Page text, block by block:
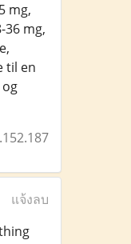
mg,
36 mg,
til en
แจ้งลบ